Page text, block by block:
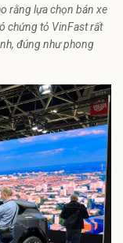
rằng lựa chọn bán xe
chứng tỏ VinFast rất
đúng như phong